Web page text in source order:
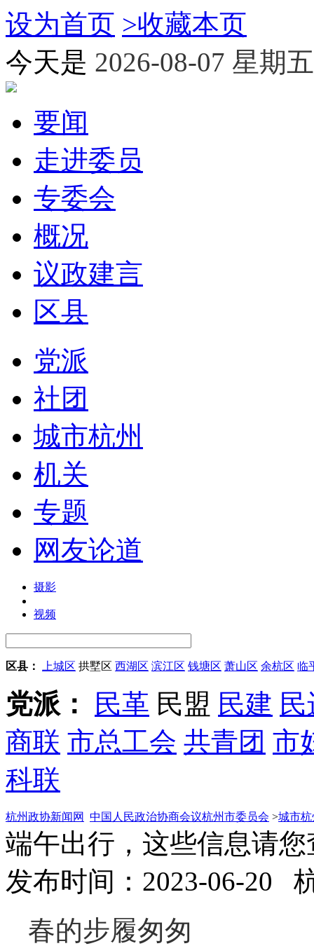
设为首页 >收藏本页
今天是 2026-08-07 星期五
要闻
走进委员
专委会
概况
议政建言
区县
党派
社团
城市杭州
机关
专题
网友论道
摄影
视频
区县： 上城区 拱墅区 西湖区 滨江区 钱塘区 萧山区 余杭区 临
党派： 民革 民盟 民建
商联 市总工会 共青团 市
科联
杭州政协新闻网 中国人民政治协商会议杭州市委员会 >城市杭
端午出行，这些信息请您
发布时间：2023-06-20
春的步履匆匆